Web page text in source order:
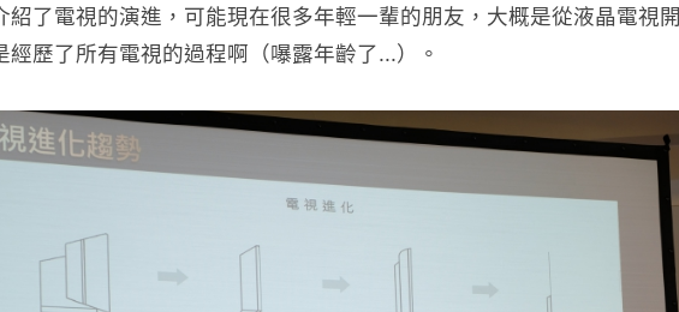
紹了電視的演進，可能現在很多年輕一輩的朋友，大概是從液晶電視開
經歷了所有電視的過程啊（嚗露年齡了...）。